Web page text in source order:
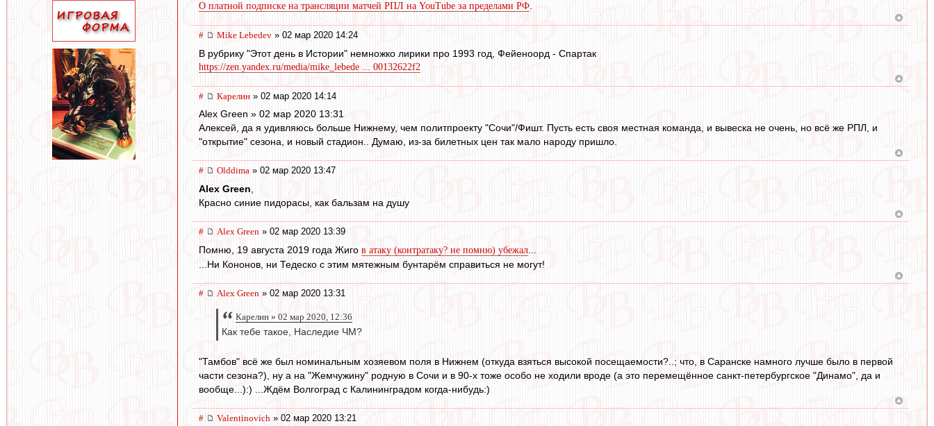
О платной подписке на трансляции матчей РПЛ на YouTube за пределами РФ
# Mike Lebedev » 02 мар 2020 14:24
В рубрику "Этот день в Истории" немножко лирики про 1993 год, Фейеноорд - Спартак
https://zen.yandex.ru/media/mike_lebede ... 00132622f2
# Карелин » 02 мар 2020 14:14
Alex Green » 02 мар 2020 13:31
Алексей, да я удивляюсь больше Нижнему, чем политпроекту "Сочи"/Фишт. Пусть есть своя местная команда, и вывеска не очень, но всё же РПЛ, и
"открытие" сезона, и новый стадион.. Думаю, из-за билетных цен так мало народу пришло.
# Olddima » 02 мар 2020 13:47
Alex Green
Красно синие пидорасы, как бальзам на душу
# Alex Green » 02 мар 2020 13:39
Помню, 19 августа 2019 года Жиго в атаку (контратаку? не помню) убежал
...Ни Кононов, ни Тедеско с этим мятежным бунтарём справиться не могут!
# Alex Green » 02 мар 2020 13:31
Карелин » 02 мар 2020, 12:36
Как тебе такое, Наследие ЧМ?
"Тамбов" всё же был номинальным хозяевом поля в Нижнем (откуда взяться высокой посещаемости?..; что, в Саранске намного лучше было в первой
части сезона?), ну а на "Жемчужину" родную в Сочи и в 90-х тоже особо не ходили вроде (а это перемещённое санкт-петербургское "Динамо", да и
вообще...):) ...Ждём Волгоград с Калининградом когда-нибудь:)
# Valentinovich » 02 мар 2020 13:21